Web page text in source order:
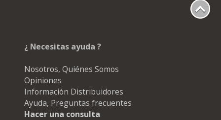
¿ Necesitas ayuda ?
Nosotros, Quiénes Somos
Opiniones
Información Distribuidores
Ayuda, Preguntas frecuentes
Hacer una consulta